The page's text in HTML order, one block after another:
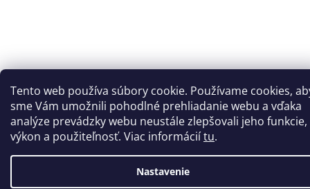
Tento web používa súbory cookie. Používame cookies,
sme Vám umožnili pohodlné prehliadanie webu a vďaka
analýze prevádzky webu neustále zlepšovali jeho funkcie,
výkon a použiteľnosť. Viac informáciítu.
Nastavenie